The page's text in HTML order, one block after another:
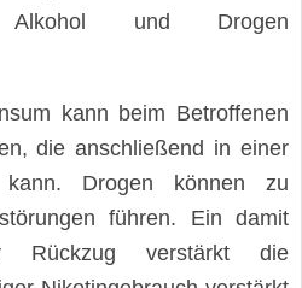
und Drogen
kann beim Betroffenen
die anschließend in einer
kann. Drogen können zu
führen. Ein damit
Rückzug verstärkt die